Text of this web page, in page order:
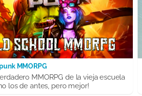
MMORPG
MMORPG de la vieja escuela
los de antes, pero mejor!